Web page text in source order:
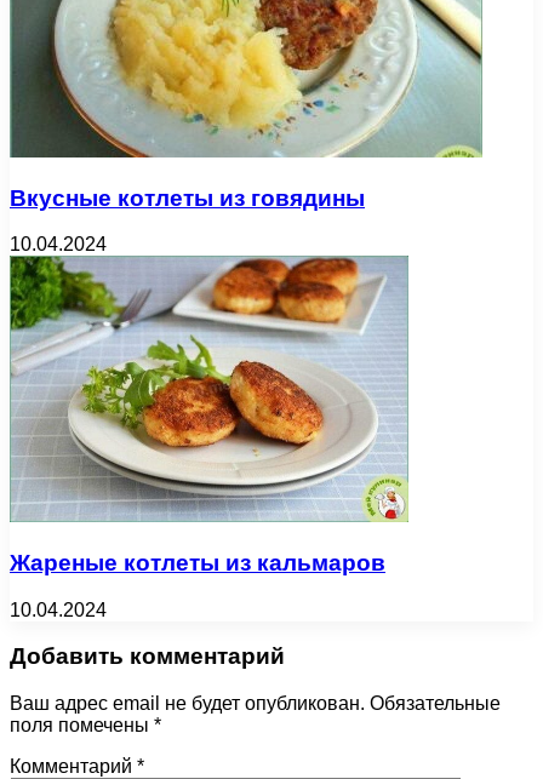
Вкусные котлеты из говядины
10.04.2024
Жареные котлеты из кальмаров
10.04.2024
Добавить комментарий
Ваш адрес email не будет опубликован. Обязательные
поля помечены *
Комментарий *